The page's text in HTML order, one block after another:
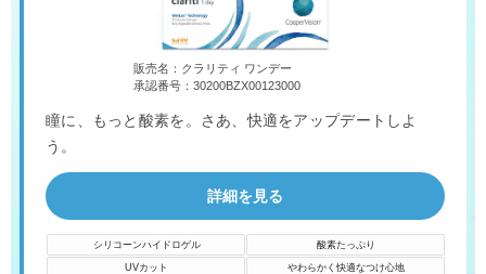
販売名：クラリティ ワンデー
承認番号：30200BZX00123000
瞳に、もっと酸素を。さあ、快適をアップデートしよ
う。
詳細を見る
シリコーンハイドロゲル 酸素たっぷり
UVカット やわらかく快適なつけ心地